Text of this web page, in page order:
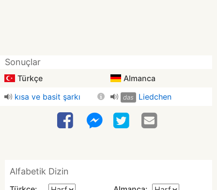
Sonuçlar
Türkçe
Almanca
kısa ve basit şarkı
das Liedchen
Alfabetik Dizin